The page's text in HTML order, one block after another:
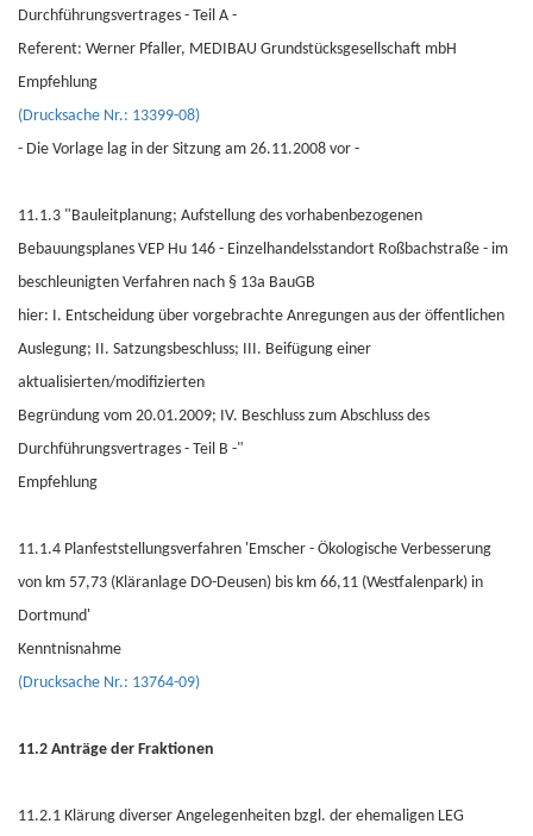
Durchführungsvertrages - Teil A -
Referent: Werner Pfaller, MEDIBAU Grundstücksgesellschaft mbH
Empfehlung
(Drucksache Nr.: 13399-08)
- Die Vorlage lag in der Sitzung am 26.11.2008 vor -
11.1.3 "Bauleitplanung; Aufstellung des vorhabenbezogenen
Bebauungsplanes VEP Hu 146 - Einzelhandelsstandort Roßbachstraße - im
beschleunigten Verfahren nach § 13a BauGB
hier: I. Entscheidung über vorgebrachte Anregungen aus der öffentlichen
Auslegung; II. Satzungsbeschluss; III. Beifügung einer
aktualisierten/modifizierten
Begründung vom 20.01.2009; IV. Beschluss zum Abschluss des
Durchführungsvertrages - Teil B -"
Empfehlung
11.1.4 Planfeststellungsverfahren 'Emscher - Ökologische Verbesserung
von km 57,73 (Kläranlage DO-Deusen) bis km 66,11 (Westfalenpark) in
Dortmund'
Kenntnisnahme
(Drucksache Nr.: 13764-09)
11.2 Anträge der Fraktionen
11.2.1 Klärung diverser Angelegenheiten bzgl. der ehemaligen LEG